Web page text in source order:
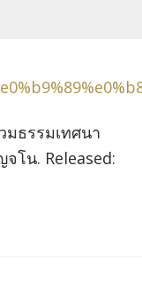
มธรรมเทศนา
โน. Released: